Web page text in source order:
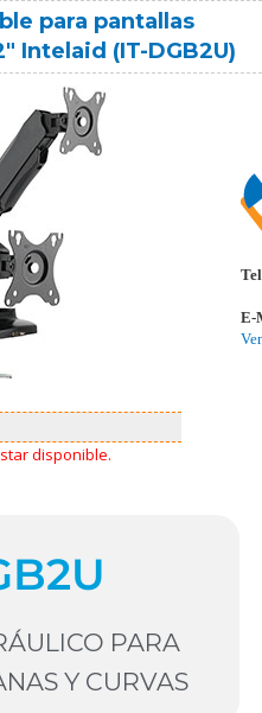
para pantallas
Intelaid (IT-DGB2U)
disponible.
Tel
E-
PARA
Y CURVAS